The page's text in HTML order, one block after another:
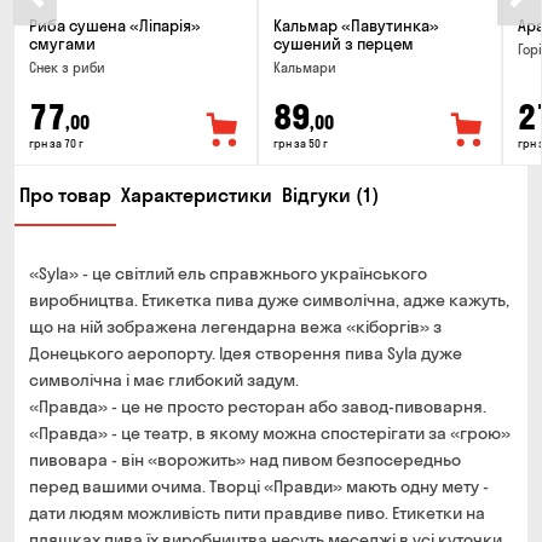
Риба сушена «Ліпарія»
смугами
Снек з риби
77,00
грн за 70 г
Кальмар «Павутинка»
сушений з перцем
Кальмари
89,00
грн за 50 г грн
Про товар Характеристики Відгуки (1)
«Syla» - це світлий ель справжнього українського
виробництва. Етикетка пива дуже символічна, адже кажуть,
що на ній зображена легендарна вежа «кіборгів» з
Донецького аеропорту. Ідея створення пива Syla дуже
символічна і має глибокий задум.
«Правда» - це не просто ресторан або завод-пивоварня.
«Правда» - це театр, в якому можна спостерігати за «грою»
пивовара - він «ворожить» над пивом безпосередньо
перед вашими очима. Творці «Правди» мають одну мету -
дати людям можливість пити правдиве пиво. Етикетки на